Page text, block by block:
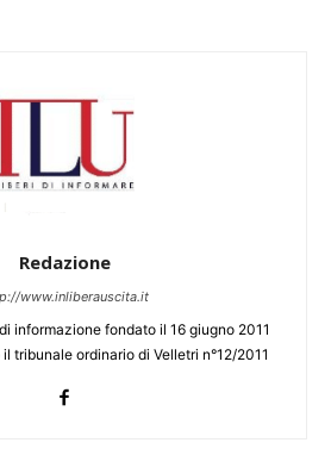
Redazione
www.inliberauscita.it
informazione fondato il 16 giugno 2011
tribunale ordinario di Velletri n°12/2011